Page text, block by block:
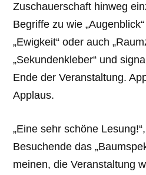
Zuschauerschaft hinweg
Begriffe zu wie
„Ewigkeit“ oder auch
„Sekundenkleber“ und
Ende der Veranstaltung.
Applaus.
„Eine sehr schöne
Besuchende das
meinen, die Veranstaltung